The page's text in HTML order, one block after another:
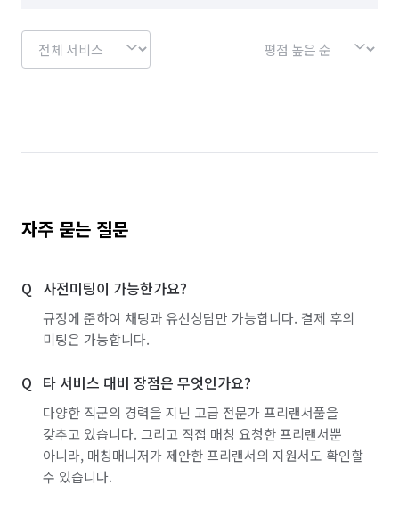
자주 묻는 질문
사전미팅이 가능한가요?
규정에 준하여 채팅과 유선상담만 가능합니다. 결제 후의
미팅은 가능합니다.
타 서비스 대비 장점은 무엇인가요?
다양한 직군의 경력을 지닌 고급 전문가 프리랜서풀을
갖추고 있습니다. 그리고 직접 매칭 요청한 프리랜서뿐
아니라, 매칭매니저가 제안한 프리랜서의 지원서도 확인할
수 있습니다.